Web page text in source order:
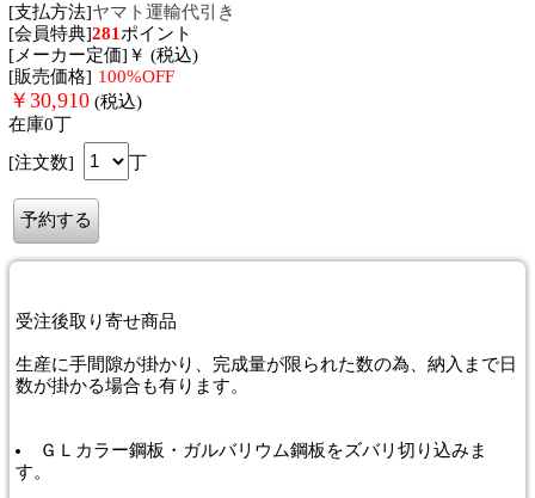
[支払方法]ヤマト運輸代引き
[会員特典]281 ポイント
[メーカー定価]￥ (税込)
[販売価格] 100%OFF
￥ 30,910 (税込)
在庫0丁
[注文数]
丁
受注後取り寄せ商品
生産に手間隙が掛かり、完成量が限られた数の為、納入まで日
数が掛かる場合も有ります。
ＧＬカラー鋼板・ガルバリウム鋼板をズバリ切り込みま
す。